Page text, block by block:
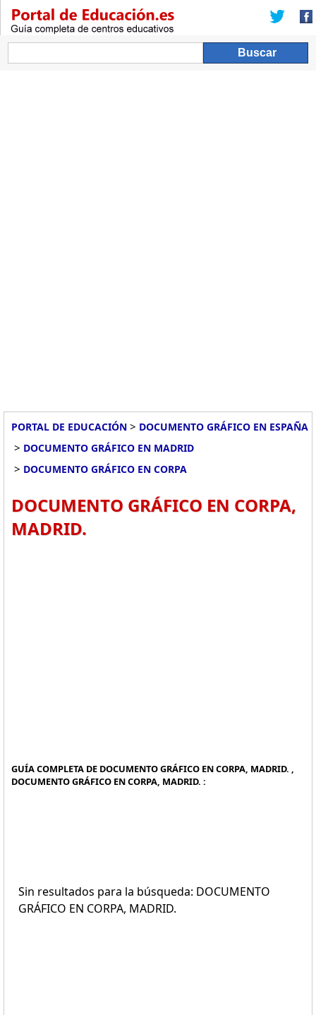
PORTAL DE EDUCACIÓN > DOCUMENTO GRÁFICO EN ESPAÑA
> DOCUMENTO GRÁFICO EN MADRID
> DOCUMENTO GRÁFICO EN CORPA
DOCUMENTO GRÁFICO EN CORPA,
MADRID.
GUÍA COMPLETA DE DOCUMENTO GRÁFICO EN CORPA, MADRID. ,
DOCUMENTO GRÁFICO EN CORPA, MADRID. :
Sin resultados para la búsqueda: DOCUMENTO
GRÁFICO EN CORPA, MADRID.